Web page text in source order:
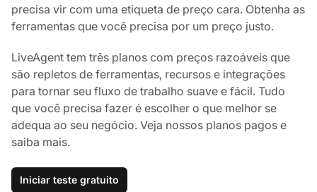
precisa vir com uma etiqueta de preço cara. Obtenha as
ferramentas que você precisa por um preço justo.
LiveAgent tem três planos com preços razoáveis que
são repletos de ferramentas, recursos e integrações
para tornar seu fluxo de trabalho suave e fácil. Tudo
que você precisa fazer é escolher o que melhor se
adequa ao seu negócio. Veja nossos planos pagos e
saiba mais.
Iniciar teste gratuito